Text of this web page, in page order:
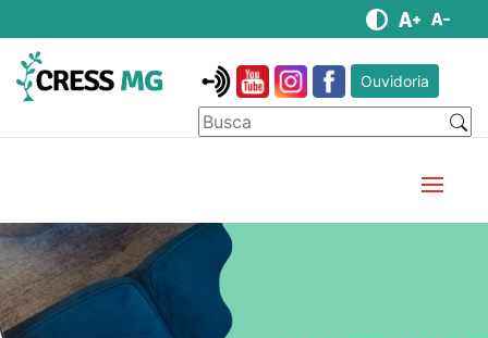
Ouvidoria